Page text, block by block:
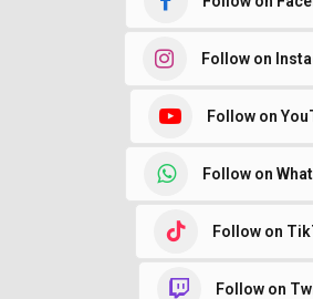
Follow on
Follow on
Follow on
Follow on
Follow on